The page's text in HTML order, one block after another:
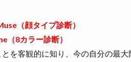
（顔タイプ診断）
（8カラー診断）
とを客観的に知り、今の自分の最